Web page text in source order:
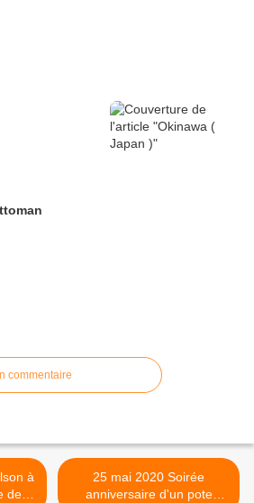
commentaire
de
25 mai 2020 Soirée
anniversaire d'un pote